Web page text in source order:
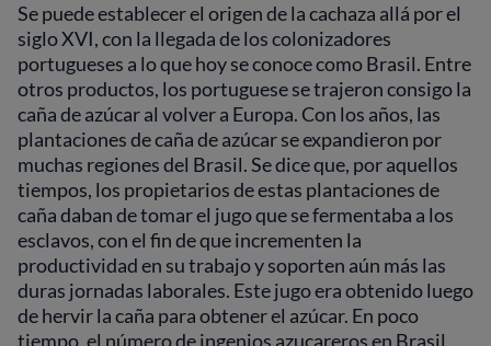
Se puede establecer el origen de la cachaza allá por el
siglo XVI, con la llegada de los colonizadores
portugueses a lo que hoy se conoce como Brasil. Entre
otros productos, los portuguese se trajeron consigo la
caña de azúcar al volver a Europa. Con los años, las
plantaciones de caña de azúcar se expandieron por
muchas regiones del Brasil. Se dice que, por aquellos
tiempos, los propietarios de estas plantaciones de
caña daban de tomar el jugo que se fermentaba a los
esclavos, con el fin de que incrementen la
productividad en su trabajo y soporten aún más las
duras jornadas laborales. Este jugo era obtenido luego
de hervir la caña para obtener el azúcar. En poco
tiempo, el número de ingenios azucareros en Brasil